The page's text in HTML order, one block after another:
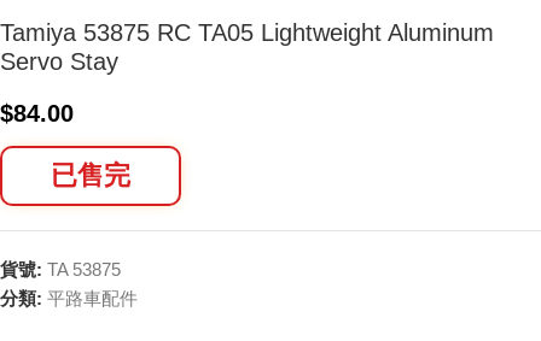
Tamiya 53875 RC TA05 Lightweight Aluminum
Servo Stay
$84.00
已售完
貨號: TA 53875
分類: 平路車配件